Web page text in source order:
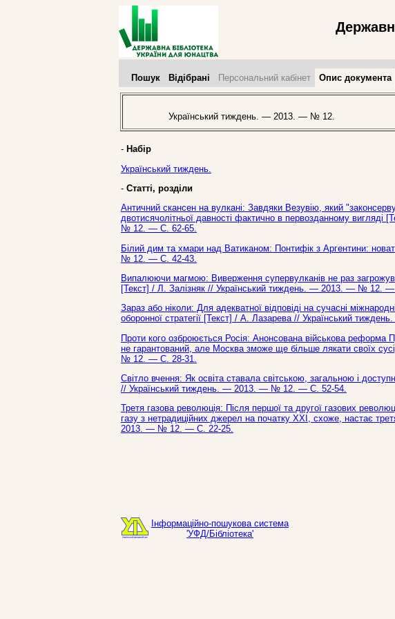
Пошук Відібрані Персональний кабінет Опис документа
Український тиждень. — 2013. — № 12.
- Набір
Український тиждень.
- Статті, розділи
Античний скансен на вулкані: Завдяки Везувію, який
двотисячолітньої давності фактично в первозданному
№ 12. — С. 62-65.
Білий дим та хмари над Ватиканом: Понтифік з Аргентини:
№ 12. — С. 42-43.
Випалюючи магмою: Виверження супервулканів не раз
[Текст] / Л. Залізняк // Український тиждень. — 2013. — № 12. —
Зараз або ніколи: Для адекватної відповіді на сучасні
оборонної стратегії [Текст] / А. Лазарева // Український
Проти кого озброюється Росія: Анонсована військова
не гарантований, але Москва зможе ще більше лякати своїх
№ 12. — С. 28-31.
Світло вчення: Як освіта ставала світською, загальною і
// Український тиждень. — 2013. — № 12. — С. 52-54.
Третя газова революція: Після першої та другої газових
газу з нетрадиційних джерел на початку ХХІ, схоже, настає
2013. — № 12. — С. 22-25.
Інформаційно-пошукова система
'УФД/Бібліотека'